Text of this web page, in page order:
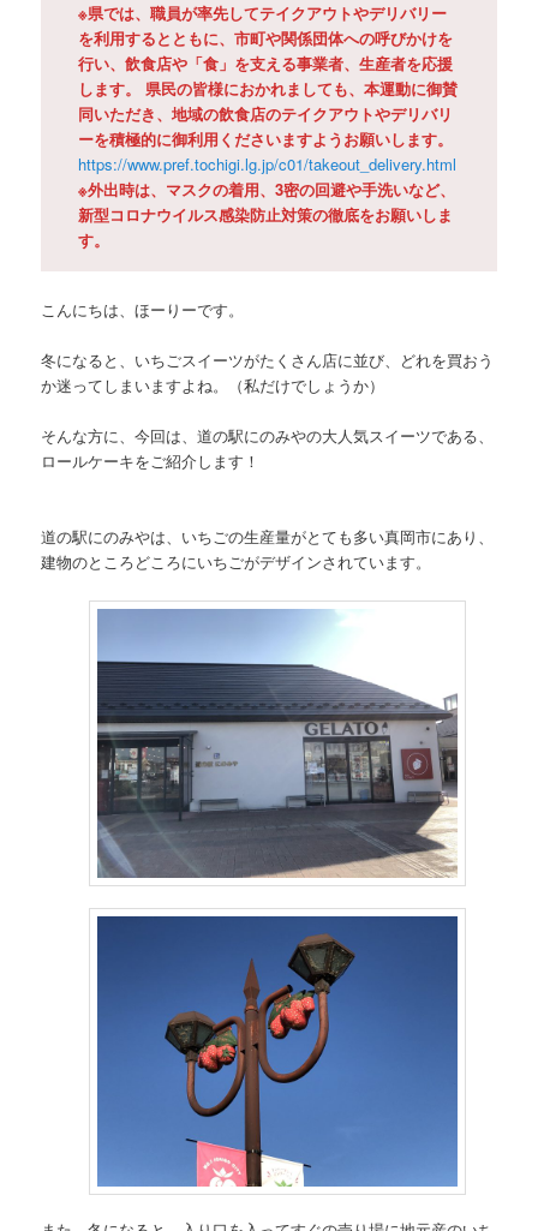
※県では、職員が率先してテイクアウトやデリバリー
を利用するとともに、市町や関係団体への呼びかけを
行い、飲食店や「食」を支える事業者、生産者を応援
します。 県民の皆様におかれましても、本運動に御賛
同いただき、地域の飲食店のテイクアウトやデリバリ
ーを積極的に御利用くださいますようお願いします。
https://www.pref.tochigi.lg.jp/c01/takeout_delivery.html
※外出時は、マスクの着用、3密の回避や手洗いなど、
新型コロナウイルス感染防止対策の徹底をお願いしま
す。
こんにちは、ほーりーです。
冬になると、いちごスイーツがたくさん店に並び、どれを買おう
か迷ってしまいますよね。（私だけでしょうか）
そんな方に、今回は、道の駅にのみやの大人気スイーツである、
ロールケーキをご紹介します！
道の駅にのみやは、いちごの生産量がとても多い真岡市にあり、
建物のところどころにいちごがデザインされています。